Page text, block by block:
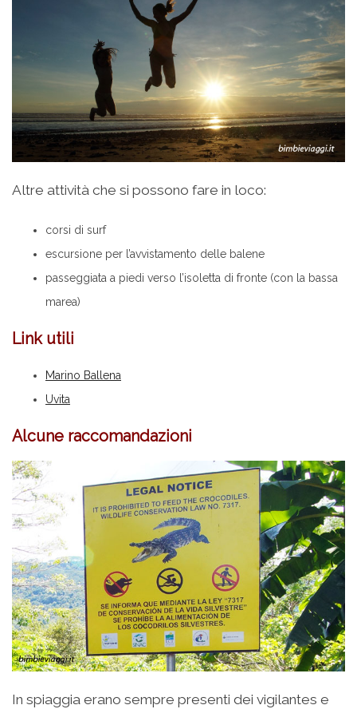
Altre attività che si possono fare in loco:
corsi di surf
escursione per l’avvistamento delle balene
passeggiata a piedi verso l’isoletta di fronte (con la bassa
marea)
Link utili
Marino Ballena
Uvita
Alcune raccomandazioni
In spiaggia erano sempre presenti dei vigilantes e